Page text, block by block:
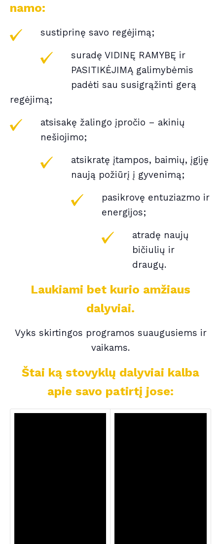
namo:
sustiprinę savo regėjimą;
suradę VIDINĘ RAMYBĘ ir
PASITIKĖJIMĄ galimybėmis
padėti sau susigrąžinti gerą
regėjimą;
atsisakę žalingo įpročio – akinių
nešiojimo;
atsikratę įtampos, baimių, įgiję
naują požiūrį į gyvenimą;
pasikrovę entuziazmo ir
energijos;
atradę naujų
bičiulių ir
draugų.
Laukiami bet kurio amžiaus
dalyviai.
Vyks skirtingos programos suaugusiems ir
vaikams.
Štai ką stovyklų dalyviai kalba
apie savo patirtį jose: